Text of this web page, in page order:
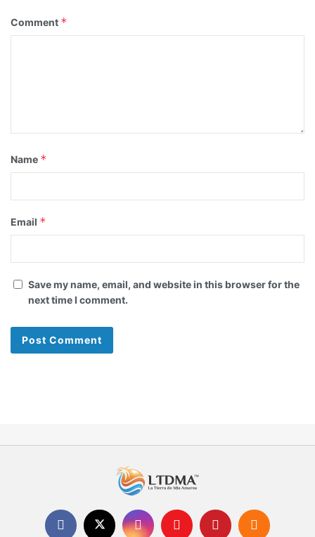
Comment *
Name *
Email *
Save my name, email, and website in this browser for the
next time I comment.